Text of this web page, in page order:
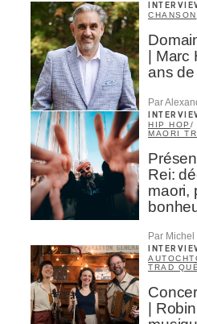
CHANSON
|
ans
Par
HIP HOP /
MAORI
Rei:
maori,
Par
TRAD
|